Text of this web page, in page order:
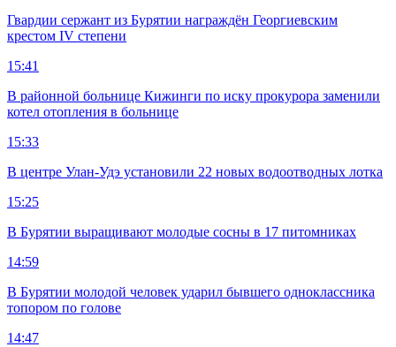
Гвардии сержант из Бурятии награждён Георгиевским
крестом IV степени
15:41
В районной больнице Кижинги по иску прокурора заменили
котел отопления в больнице
15:33
В центре Улан-Удэ установили 22 новых водоотводных лотка
15:25
В Бурятии выращивают молодые сосны в 17 питомниках
14:59
В Бурятии молодой человек ударил бывшего одноклассника
топором по голове
14:47